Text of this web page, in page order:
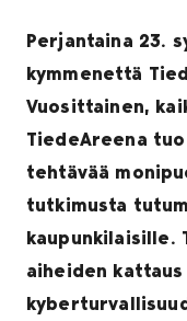
Perjantaina 23.
kymmenettä
Vuosittainen,
TiedeAreena
tehtävää
tutkimusta
kaupunkilaisille.
aiheiden kattaus